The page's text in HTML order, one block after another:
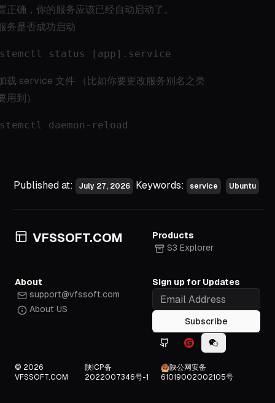
正确，你的服务应该已经自动启动了。
务是否成功启动
status [app].service
载 service 文件 （比如你要更改服务别名之类
用到）
daemon-reload
Published at: July 27, 2026 Keywords: service Ubuntu
VFSSOFT.COM
Products
S3 Explorer
About
support@vfssoft.com
About US
Sign up for Updates
Subscribe
Github iconGitee iconWeChat icon
© 2026
VFSSOFT.COM
陕ICP备
2022007346号-1
陕公网安备
61019002002105号